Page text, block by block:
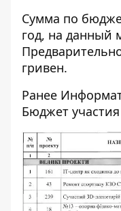
Сумма по
год, на данный
гривен.
Ранее
Бюджет